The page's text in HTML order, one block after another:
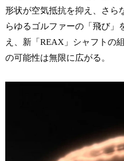
形状が空気抵抗を抑え、さら
らゆるゴルファーの「飛び」
え、新「REAX」シャフトの
の可能性は無限に広がる。